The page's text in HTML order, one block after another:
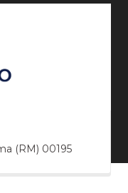
(RM) 00195